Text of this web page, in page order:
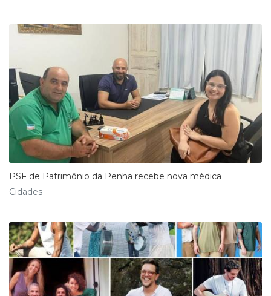
PSF de Patrimônio da Penha recebe nova médica
Cidades